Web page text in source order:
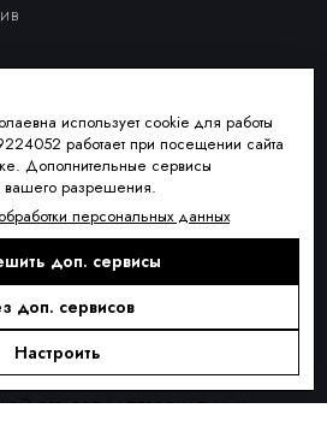
предложения
ПЕРСОНАЛЬНЫХ ДАННЫХ И
ОБРАБОТКИ ПЕРСОНАЛЬНЫХ
использует cookie для работы
работает при посещении сайта
Дополнительные сервисы
вашего разрешения.
персональных данных
доп. сервисы
доп. сервисов
Настроить